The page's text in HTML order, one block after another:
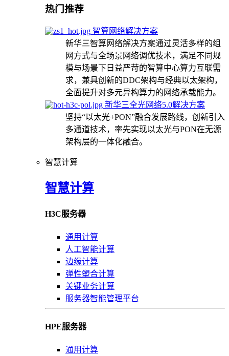
热门推荐
智算网络解决方案
新华三智算网络解决方案通过灵活多样的组
网方式与全场景网络调优技术，满足不同规
模与场景下日益严苛的智算中心算力互联需
求，兼具创新的DDC架构与经典以太架构，
全面提升对多元异构算力的网络承载能力。
新华三全光网络5.0解决方案
坚持“以太光+PON”融合发展路线，创新引入
多通道技术，率先实现以太光与PON在无源
架构层的一体化融合。
智慧计算
智慧计算
H3C服务器
通用计算
人工智能计算
边缘计算
弹性塑合计算
关键业务计算
服务器智能管理平台
HPE服务器
通用计算